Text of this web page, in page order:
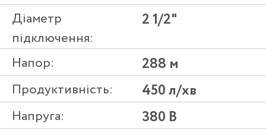
Діаметр
підключення:
2 1/2"
Напор: 288 м
Продуктивність: 450 л/хв
Напруга: 380 В